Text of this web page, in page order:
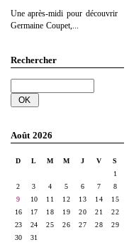
Une après-midi pour découvrir
Germaine Coupet,...
Rechercher
Août 2026
D L M M J V
S
1
2
3 4 5 6 7
8
9
10 11 12 13 14
15
16
17 18 19 20 21
22
23
24 25 26 27 28
29
30
31